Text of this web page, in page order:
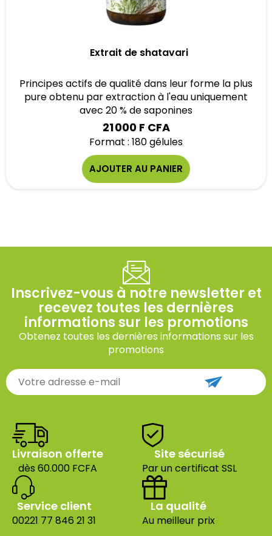
Extrait de shatavari
Principes actifs de qualité dans leur forme la plus
pure obtenu par extraction à l'eau uniquement
avec 20 % de saponines
21 000 F CFA
Format : 180 gélules
AJOUTER AU PANIER
Inscrivez-vous à notre newsletter et
recevez toutes les dernières
informations sur les promotions
Obtenez toutes les dernières informations sur les
promotions
Livraison offerte
dès 60.000 FCFA
Site sécurisé
Par un certificat SSL
Service client
00221 77 846 21 31
La qualité
Au meilleur prix